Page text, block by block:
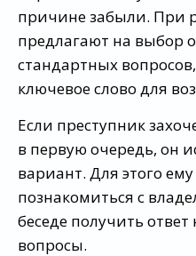
причине забыли. При
предлагают на выбор
стандартных
ключевое слово для
Если преступник
в первую очередь, он
вариант. Для этого
познакомиться с
беседе получить
вопросы.